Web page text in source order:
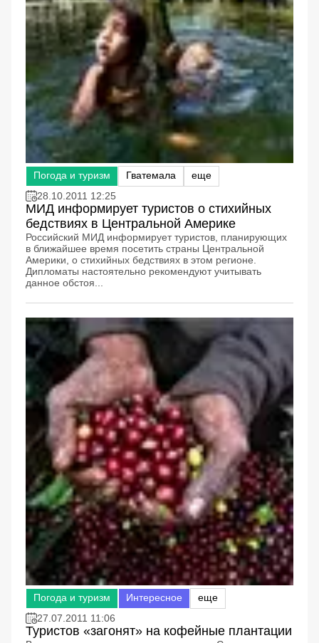
Погода и туризм Гватемала
еще
28.10.2011 12:25
МИД информирует туристов о стихийных
бедствиях в Центральной Америке
Российский МИД информирует туристов, планирующих
в ближайшее время посетить страны Центральной
Америки, о стихийных бедствиях в этом регионе.
Дипломаты настоятельно рекомендуют учитывать
данное обстоя...
Погода и туризм Интересное
еще
27.07.2011 11:06
Туристов «загонят» на кофейные плантации